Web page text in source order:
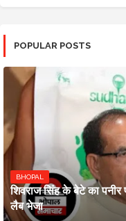
POPULAR POSTS
BHOPAL
शिवराज सिंह के बेटे का पनीर
लैब भेजा